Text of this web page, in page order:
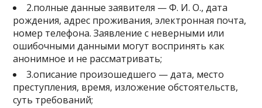
2.полные данные заявителя — Ф. И. О., дата
рождения, адрес проживания, электронная почта,
номер телефона. Заявление с неверными или
ошибочными данными могут воспринять как
анонимное и не рассматривать;
3.описание произошедшего — дата, место
преступления, время, изложение обстоятельств,
суть требований;